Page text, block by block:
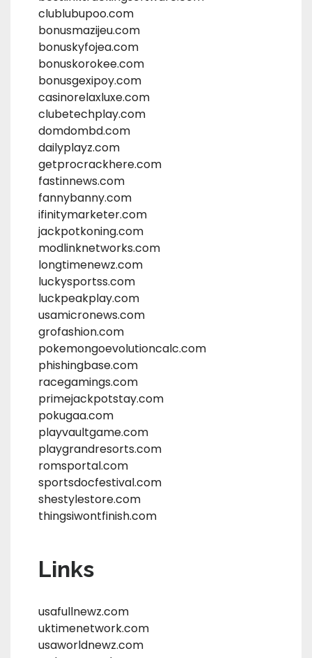
clublubupoo.com
bonusmazijeu.com
bonuskyfojea.com
bonuskorokee.com
bonusgexipoy.com
casinorelaxluxe.com
clubetechplay.com
domdombd.com
dailyplayz.com
getprocrackhere.com
fastinnews.com
fannybanny.com
ifinitymarketer.com
jackpotkoning.com
modlinknetworks.com
longtimenewz.com
luckysportss.com
luckpeakplay.com
usamicronews.com
grofashion.com
pokemongoevolutioncalc.com
phishingbase.com
racegamings.com
primejackpotstay.com
pokugaa.com
playvaultgame.com
playgrandresorts.com
romsportal.com
sportsdocfestival.com
shestylestore.com
thingsiwontfinish.com
Links
usafullnewz.com
uktimenetwork.com
usaworldnewz.com